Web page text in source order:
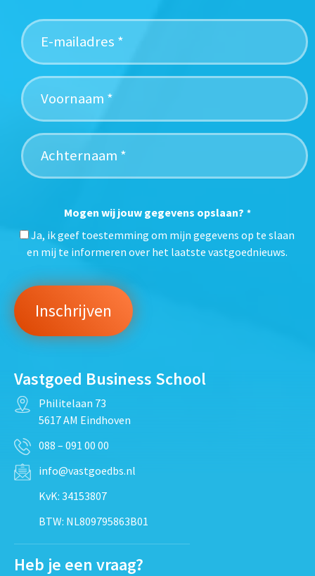
Mogen wij jouw gegevens opslaan? *
Ja, ik geef toestemming om mijn gegevens op te slaan
en mij te informeren over het laatste vastgoednieuws.
Vastgoed Business School
Philitelaan 73
5617 AM Eindhoven
088 – 091 00 00
info@vastgoedbs.nl
KvK: 34153807
BTW: NL809795863B01
Heb je een vraag?